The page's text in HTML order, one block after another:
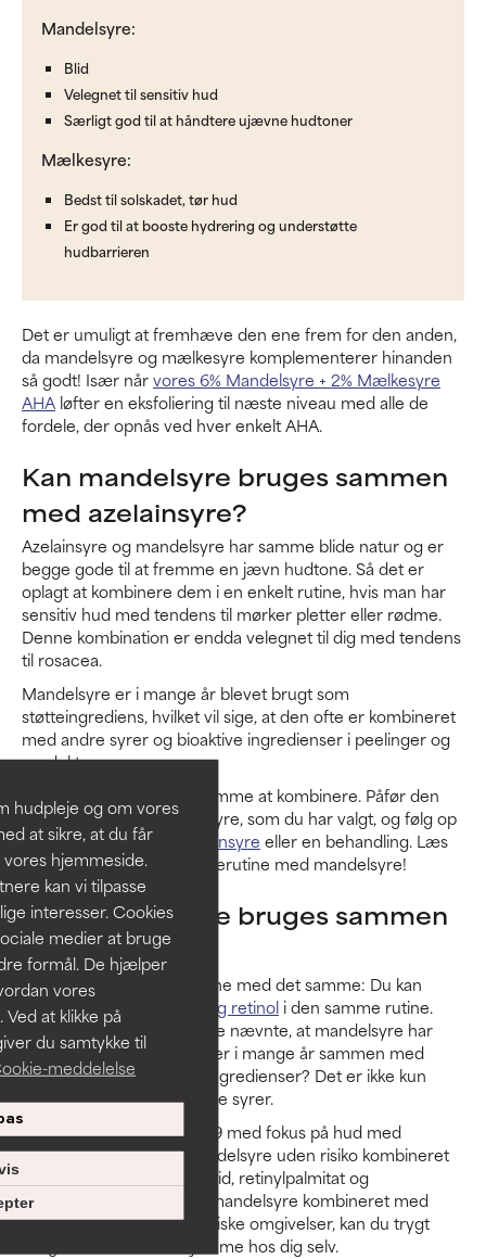
hudpleje og om vores
at sikre, at du får
hjemmeside.
kan vi tilpasse
interesser. Cookies
medier at bruge
formål. De hjælper
vores
at klikke på
du samtykke til
meddelelse
Mandelsyre:
Blid
Velegnet til sensitiv hud
Særligt god til at håndtere ujævne hudtoner
Mælkesyre:
Bedst til solskadet, tør hud
Er god til at booste hydrering og understøtte
hudbarrieren
Det er umuligt at fremhæve den ene frem for den anden,
da mandelsyre og mælkesyre komplementerer hinanden
så godt! Især nårvores 6% Mandelsyre + 2% Mælkesyre
AHA løfter en eksfoliering til næste niveau med alle de
fordele, der opnås ved hver enkelt AHA.
Kan mandelsyre bruges sammen
med azelainsyre?
Azelainsyre og mandelsyre har samme blide natur og er
begge gode til at fremme en jævn hudtone. Så det er
oplagt at kombinere dem i en enkelt rutine, hvis man har
sensitiv hud med tendens til mørker pletter eller rødme.
Denne kombination er endda velegnet til dig med tendens
til rosacea.
Mandelsyre er i mange år blevet brugt som
støtteingrediens, hvilket vil sige, at den ofte er kombineret
med andre syrer og bioaktive ingredienser i peelinger og
produkter.
De to syrer er sikre og nemme at kombinere. Påfør den
eksfoliering med mandelsyre, som du har valgt, og følg op
meden serum med azelainsyre eller en behandling. Læs
mere om hele din hudplejerutine med mandelsyre!
Kan mandelsyre bruges sammen
med retinol?
Lad os få afkræftet myterne med det samme: Du kan
bruge både mandelsyre og retinol i den samme rutine.
Kan du huske, at vi tidligere nævnte, at mandelsyre har
været brugt i formuleringer i mange år sammen med
andre bioaktive hudplejeingredienser? Det er ikke kun
begrænset til eksfolierende syrer.
I en undersøgelse fra 2019 med fokus på hud med
tendens til akne, blev mandelsyre uden risiko kombineret
med retinol, benzoylperoxid, retinylpalmitat og
glycyrrhizinsyre. Selvom mandelsyre kombineret med
retinol ofte optræder i kliniske omgivelser, kan du trygt
bruge dem sammen hjemme hos dig selv.